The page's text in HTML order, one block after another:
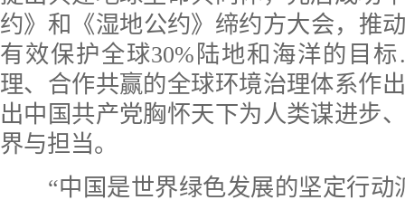
约》和《湿地公约》缔约方大会，推
有效保护全球30%陆地和海洋的目
理、合作共赢的全球环境治理体系作
出中国共产党胸怀天下为人类谋进步
界与担当。
“中国是世界绿色发展的坚定行动